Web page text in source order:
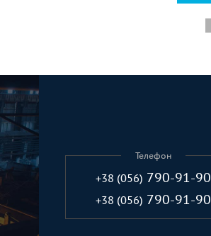
Телефон
+38 (056) 790-91-90
+38 (056) 790-91-90